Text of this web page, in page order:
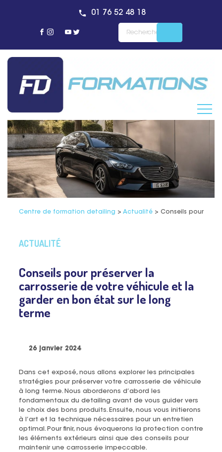
01 76 52 48 18
Centre de formation detailing > Actualité> Conseils pour
ACTUALITÉ
Conseils pour préserver la
carrosserie de votre véhicule et la
garder en bon état sur le long
terme
26 janvier 2024
Dans cet exposé, nous allons explorer les principales
stratégies pour préserver votre carrosserie de véhicule
à long terme. Nous aborderons d’abord les
fondamentaux du detailing avant de vous guider vers
le choix des bons produits. Ensuite, nous vous initierons
à l’art et la technique nécessaires pour un entretien
optimal. Pour finir, nous évoquerons la protection contre
les éléments extérieurs ainsi que des conseils pour
maintenir une carrosserie impeccable.